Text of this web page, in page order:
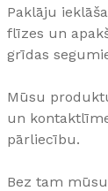
Paklāju
flīzes un
grīdas
Mūsu
un
pārliecību.
Bez tam